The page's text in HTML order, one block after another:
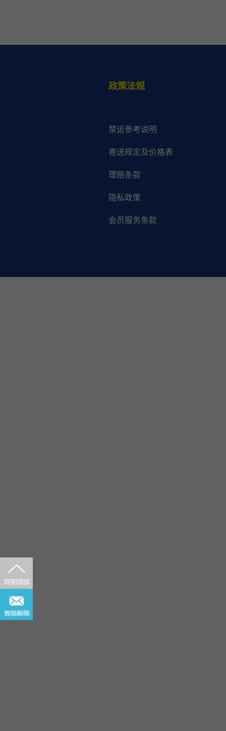
政策法规
禁运参考说明
寄送规定及价格表
理赔条款
隐私政策
会员服务条款